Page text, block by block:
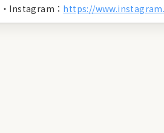
・Instagram： https://